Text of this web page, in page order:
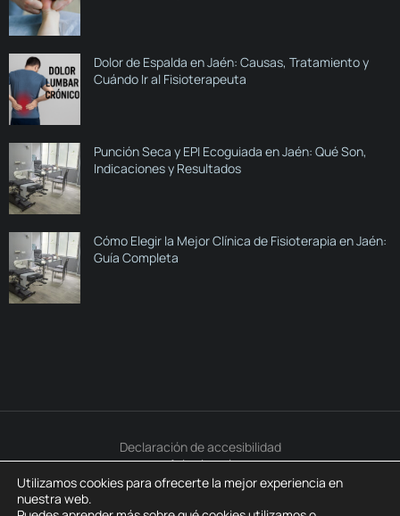
Dolor de Espalda en Jaén: Causas, Tratamiento y
Cuándo Ir al Fisioterapeuta
Punción Seca y EPI Ecoguiada en Jaén: Qué Son,
Indicaciones y Resultados
Cómo Elegir la Mejor Clínica de Fisioterapia en Jaén:
Guía Completa
Declaración de accesibilidad
Aviso Legal
Política de Privacidad
Utilizamos cookies para ofrecerte la mejor experiencia en
nuestra web.